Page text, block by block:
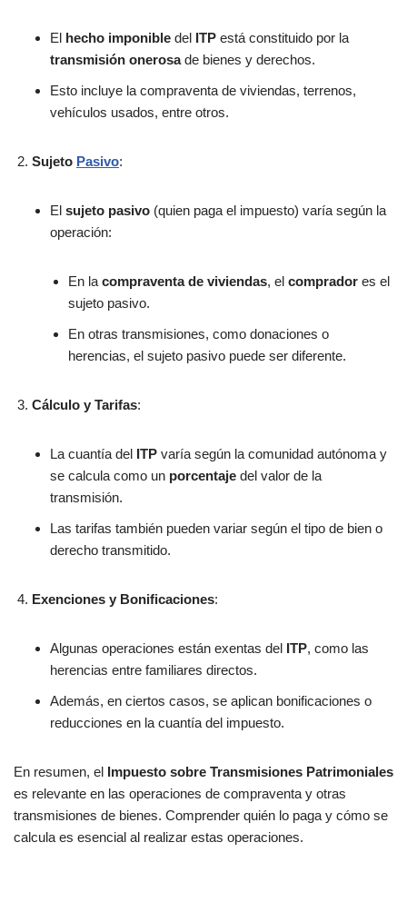
El hecho imponible del ITP está constituido por la
transmisión onerosade bienes y derechos.
Esto incluye la compraventa de viviendas, terrenos,
vehículos usados, entre otros.
Sujeto Pasivo:
El sujeto pasivo (quien paga el impuesto) varía según la
operación:
En la compraventa de viviendas, el comprador es el
sujeto pasivo.
En otras transmisiones, como donaciones o
herencias, el sujeto pasivo puede ser diferente.
Cálculo y Tarifas:
La cuantía del ITP varía según la comunidad autónoma y
se calcula como un porcentaje del valor de la
transmisión.
Las tarifas también pueden variar según el tipo de bien o
derecho transmitido.
Exenciones y Bonificaciones:
Algunas operaciones están exentas del ITP, como las
herencias entre familiares directos.
Además, en ciertos casos, se aplican bonificaciones o
reducciones en la cuantía del impuesto.
En resumen, el Impuesto sobre Transmisiones Patrimoniales
es relevante en las operaciones de compraventa y otras
transmisiones de bienes. Comprender quién lo paga y cómo se
calcula es esencial al realizar estas operaciones.